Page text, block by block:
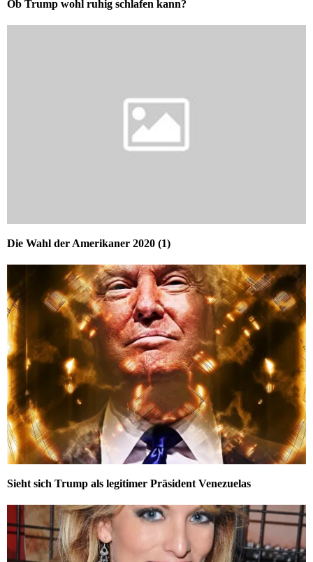
Ob Trump wohl ruhig schlafen kann?
Die Wahl der Amerikaner 2020 (1)
Sieht sich Trump als legitimer Präsident Venezuelas